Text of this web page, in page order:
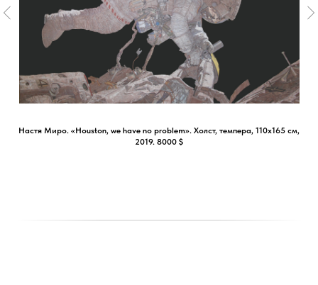
Настя Миро. «Houston, we have no problem». Холст, темпера, 110х165 см,
2019. 8000 $